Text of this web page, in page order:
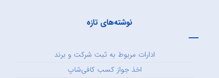
نوشته‌های تازه
ادارات مربوط به ثبت شرکت و برند
اخذ جواز کسب کافی‌شاپ